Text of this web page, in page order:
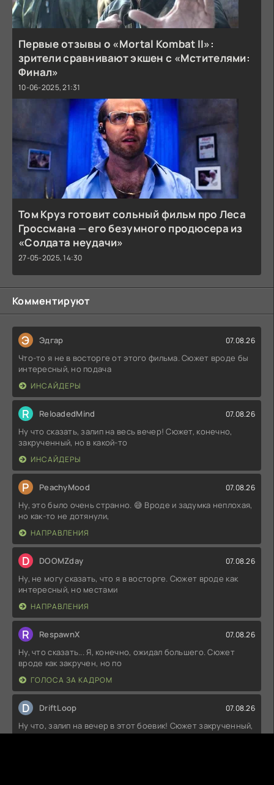
Первые отзывы о «Mortal Kombat II»:
зрители сравнивают экшен с «Мстителями:
Финал»
10-06-2025, 21:31
Том Круз готовит сольный фильм про Леса
Гроссмана — его безумного продюсера из
«Солдата неудачи»
27-05-2025, 14:30
Комментируют
Э Эдгар 07.08.26
Что-то я не в восторге от этого фильма. Сюжет вроде бы
интересный, но подача
ИНСАЙДЕРЫ
R ReloadedMind 07.08.26
Ну что сказать, залип на весь вечер! Сюжет, конечно,
закрученный, но в какой-то
ИНСАЙДЕРЫ
P PeachyMood 07.08.26
Ну, это было очень странно. 😅 Вроде и задумка неплохая,
но как-то не дотянули,
НАПРАВЛЕНИЯ
D DOOMZday 07.08.26
Ну, не могу сказать, что я в восторге. Сюжет вроде как
интересный, но местами
НАПРАВЛЕНИЯ
R RespawnX 07.08.26
Ну, что сказать... Я, конечно, ожидал большего. Сюжет
вроде как закручен, но по
ГОЛОСА ЗА КАДРОМ
D DriftLoop 07.08.26
Ну что, залип на вечер в этот боевик! Сюжет закрученный,
иногда даже слишком,